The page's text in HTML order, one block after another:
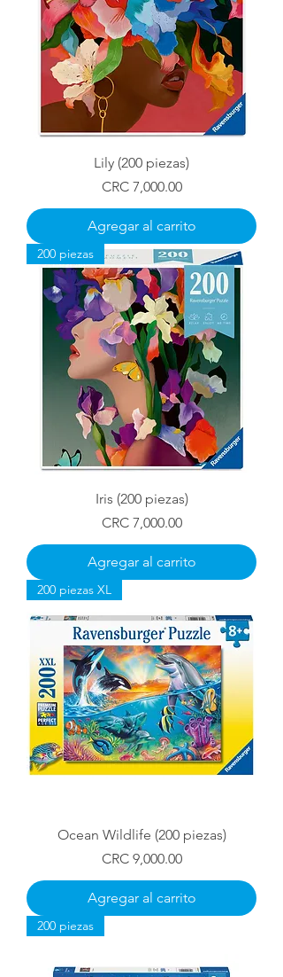
Lily (200 piezas)
Precio
CRC 7,000.00
Agregar al carrito
200 piezas
Iris (200 piezas)
Precio
CRC 7,000.00
Agregar al carrito
200 piezas XL
Ocean Wildlife (200 piezas)
Precio
CRC 9,000.00
Agregar al carrito
200 piezas